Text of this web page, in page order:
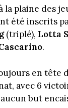
la plaine des
été inscrits
(triplé), Lotta
.
en tête
avec 6
but